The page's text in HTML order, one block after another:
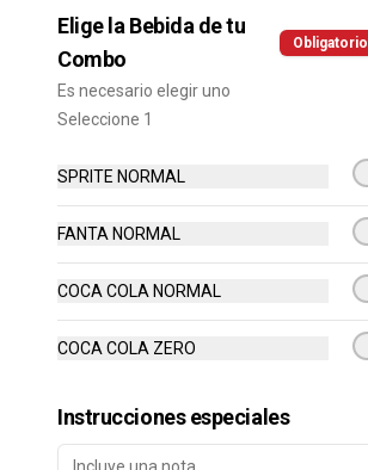
Bacon, Queso Cheddar, Mayonesa,
Lechuga, Tomates, Papas Fritas
Mediana y Bebida Lata
Daves Doble
Lechuga, Tomate, Pepinillos,
Elige la Bebida de tu
Combo
Obligatorio
Es necesario elegir uno
Seleccione 1
SPRITE NORMAL
FANTA NORMAL
COCA COLA NORMAL
COCA COLA ZERO
Instrucciones especiales